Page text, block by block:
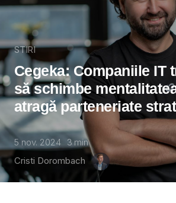
STIRI
Cegeka: Companiile IT
să schimbe
atragă parteneriate
5 nov. 2024 3 min
Cristi Dorombach